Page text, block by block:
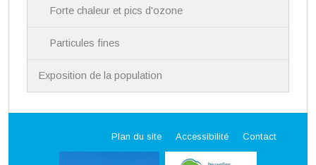
Forte chaleur et pics d'ozone
Particules fines
Exposition de la population
Plan du site Accessibilité Contact